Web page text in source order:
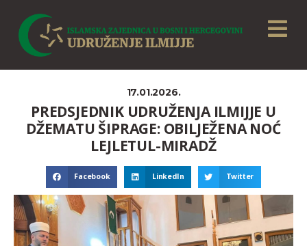
17.01.2026.
PREDSJEDNIK UDRUŽENJA ILMIJJE U
DŽEMATU ŠIPRAGE: OBILJEŽENA NOĆ
LEJLETUL-MIRADŽ
Facebook LinkedIn Twitter